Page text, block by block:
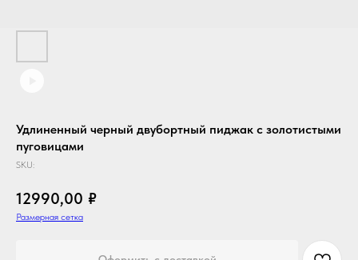
Удлиненный черный двубортный пиджак с золотистыми
пуговицами
SKU:
12990,00 ₽
Размерная сетка